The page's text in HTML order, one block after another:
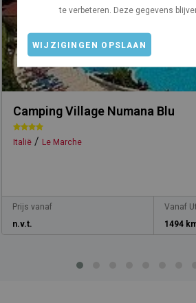
te verbeteren. Deze gegevens
WIJZIGINGEN OPSLAAN
Camping Village Numana Blu
Italië / Le Marche
Prijs vanaf
n.v.t.
Vanaf
1494